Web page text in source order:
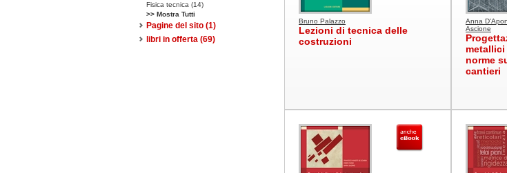
Fisica tecnica (14)
>> Mostra Tutti
Pagine del sito (1)
libri in offerta (69)
Bruno Palazzo
Lezioni di tecnica delle
costruzioni
Anna
Ascione
norme
cantieri